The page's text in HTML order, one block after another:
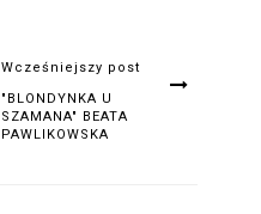
Wcześniejszy post
"BLONDYNKA U
SZAMANA" BEATA
PAWLIKOWSKA